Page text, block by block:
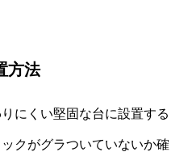
方法
にくい堅固な台に設置する
クがグラついていないか確